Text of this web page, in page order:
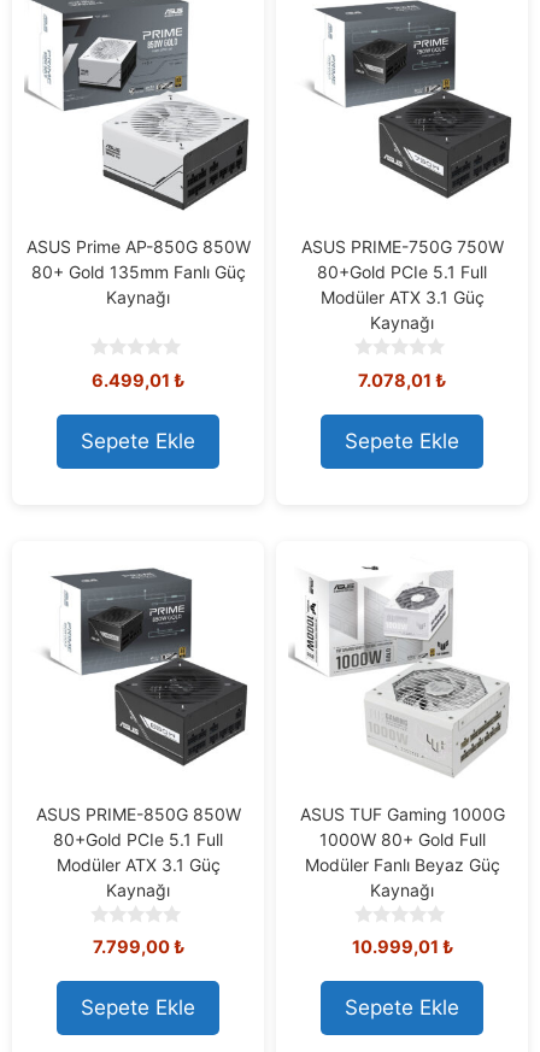
ASUS Prime AP-850G 850W
80+ Gold 135mm Fanlı Güç
Kaynağı
0
o
u
t
o
f
6.499,01 ₺
Sepete Ekle
ASUS PRIME-750G 750W
80+Gold PCIe 5.1 Full
Modüler ATX 3.1 Güç
Kaynağı
0
o
u
t
o
f
7.078,01 ₺
Sepete Ekle
ASUS PRIME-850G 850W
80+Gold PCIe 5.1 Full
Modüler ATX 3.1 Güç
Kaynağı
0
o
u
t
o
f
7.799,00₺
Sepete Ekle
ASUS TUF Gaming 1000G
1000W 80+ Gold Full
Modüler Fanlı Beyaz Güç
Kaynağı
0
o
u
t
o
f
10.999,01 ₺
Sepete Ekle